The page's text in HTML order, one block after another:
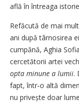
află în întreaga
Refăcută de mai
ani după târnosirea
cumpănă, Aghia
cercetătorii artei
opta minune a lumii.
fapt, într‑o altă
nu privește doar